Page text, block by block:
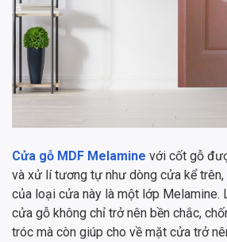
Cửa gỗ MDF Melamine với cốt gỗ
và xử lí tương tự như dòng cửa kể
của loại cửa này là một lớp Melamine.
cửa gỗ không chỉ trở nên bền chắc,
tróc mà còn giúp cho về mặt cửa trở